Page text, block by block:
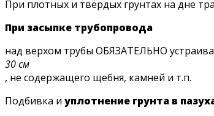
При плотных и твёрдых грунтах на дне
При засыпке трубопровода
над верхом трубы ОБЯЗАТЕЛЬНО
30 см
, не содержащего щебня, камней и т.п.
Подбивка и уплотнение грунта в